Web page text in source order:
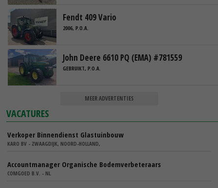
Fendt 409 Vario
2006, P.O.A.
John Deere 6610 PQ (EMA) #781559
GEBRUIKT, P.O.A.
MEER ADVERTENTIES
VACATURES
Verkoper Binnendienst Glastuinbouw
KARO BV - ZWAAGDIJK, NOORD-HOLLAND,
Accountmanager Organische Bodemverbeteraars
COMGOED B.V. - NL